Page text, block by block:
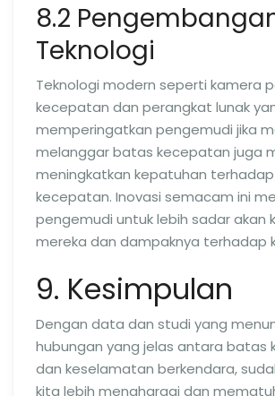
8.2
Teknologi
Teknologi modern seperti kamera
kecepatan dan perangkat lunak
memperingatkan pengemudi jika
melanggar batas kecepatan juga
meningkatkan kepatuhan
kecepatan. Inovasi semacam ini
pengemudi untuk lebih sadar akan
mereka dan dampaknya terhadap
9. Kesimpulan
Dengan data dan studi yang
hubungan yang jelas antara batas
dan keselamatan berkendara,
kita lebih menghargai dan